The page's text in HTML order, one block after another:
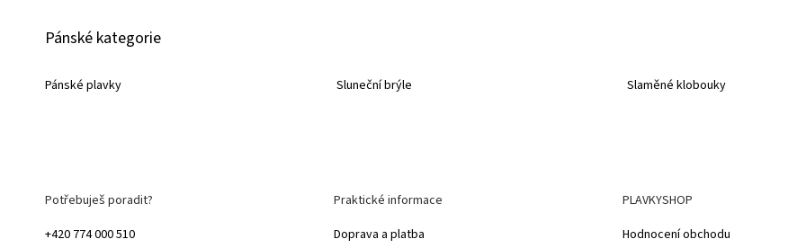
Pánské kategorie
Pánské plavky Sluneční brýle Slaměné klobouky
Potřebuješ poradit?
+420 774 000 510
Praktické informace
Doprava a platba
PLAVKYSHOP
Hodnocení obchodu